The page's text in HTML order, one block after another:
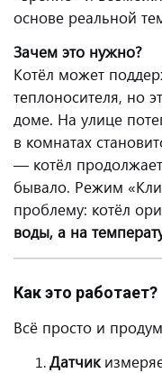
основе реальной
Зачем это нужно?
Котёл может
теплоносителя, но
доме. На улице
в комнатах
— котёл
бывало. Режим
проблему: котёл
воды, а на
Как это работает?
Всё просто и
Датчик